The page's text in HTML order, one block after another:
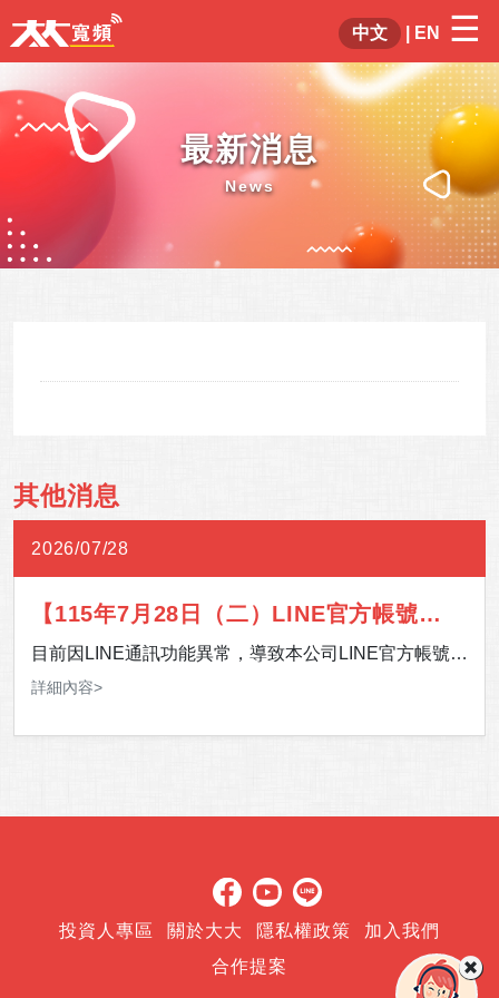
☰
中文 EN ×
最新消息
News
其他消息
2026/07/28
【115年7月28日（二）LINE官方帳號通
訊異常】
目前因LINE通訊功能異常，導致本公司LINE官方帳號暫
時無法提供服務。 影響期間，如有服務需求，歡迎多加
詳細內容>
投資人專區 關於大大 隱私權政策
加入我們
合作提案